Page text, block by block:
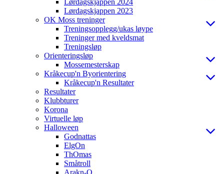
Lørdagskjappen 2024
Lørdagskjappen 2023
OK Moss treninger
Treningsopplegg/ukas løype
Treninger med kveldsmat
Treningsløp
Orienteringsløp
Mossemesterskap
Kråkecup'n Byorientering
Kråkecup'n Resultater
Resultater
Klubbturer
Korona
Virtuelle løp
Halloween
Godnattas
ElgOn
ThOmas
Småtroll
Arakn-O